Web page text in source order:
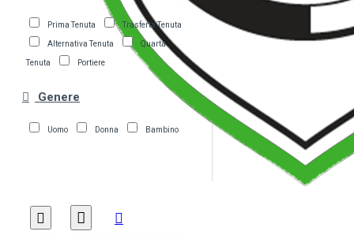
Prima Tenuta Trasferta Tenuta
Alternativa Tenuta Quarta
Tenuta Portiere
Genere
Uomo Donna Bambino